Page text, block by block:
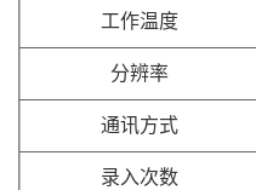
工作温度
分辨率
通讯方式
录入次数